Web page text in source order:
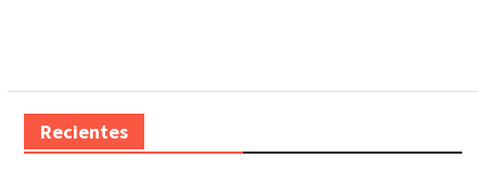
Recientes